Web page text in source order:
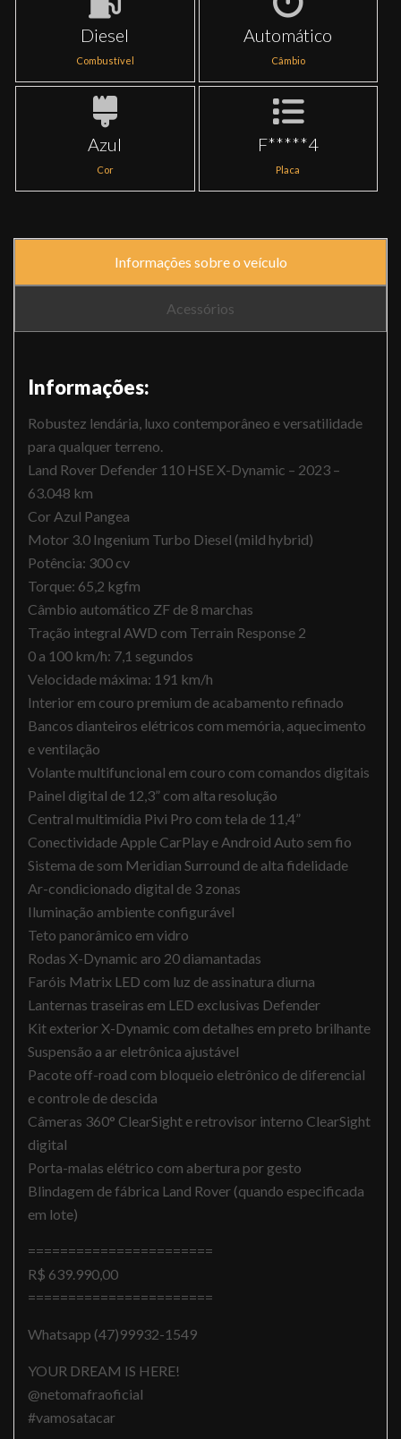
Diesel
Combustível
Automático
Câmbio
Azul
Cor
F*****4
Placa
Informações sobre o veículo
Acessórios
Informações:
Robustez lendária, luxo contemporâneo e versatilidade
para qualquer terreno.
Land Rover Defender 110 HSE X-Dynamic – 2023 –
63.048 km
Cor Azul Pangea
Motor 3.0 Ingenium Turbo Diesel (mild hybrid)
Potência: 300 cv
Torque: 65,2 kgfm
Câmbio automático ZF de 8 marchas
Tração integral AWD com Terrain Response 2
0 a 100 km/h: 7,1 segundos
Velocidade máxima: 191 km/h
Interior em couro premium de acabamento refinado
Bancos dianteiros elétricos com memória, aquecimento
e ventilação
Volante multifuncional em couro com comandos digitais
Painel digital de 12,3” com alta resolução
Central multimídia Pivi Pro com tela de 11,4”
Conectividade Apple CarPlay e Android Auto sem fio
Sistema de som Meridian Surround de alta fidelidade
Ar-condicionado digital de 3 zonas
Iluminação ambiente configurável
Teto panorâmico em vidro
Rodas X-Dynamic aro 20 diamantadas
Faróis Matrix LED com luz de assinatura diurna
Lanternas traseiras em LED exclusivas Defender
Kit exterior X-Dynamic com detalhes em preto brilhante
Suspensão a ar eletrônica ajustável
Pacote off-road com bloqueio eletrônico de diferencial
e controle de descida
Câmeras 360° ClearSight e retrovisor interno ClearSight
digital
Porta-malas elétrico com abertura por gesto
Blindagem de fábrica Land Rover (quando especificada
em lote)
=======================
R$ 639.990,00
=======================
Whatsapp (47)99932-1549
YOUR DREAM IS HERE!
@netomafraoficial
#vamosatacar